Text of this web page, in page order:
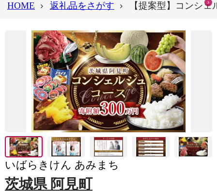
HOME 返礼品をさがす 【提案型】コンシ
いばらきけん あみまち
茨城県 阿見町